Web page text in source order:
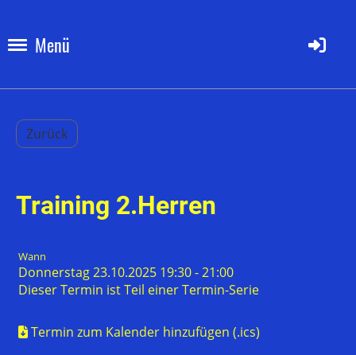
Menü
Zurück
Training 2.Herren
Wann
Donnerstag 23.10.2025 19:30 - 21:00
Dieser Termin ist Teil einerTermin-Serie
Termin zum Kalender hinzufügen (.ics)